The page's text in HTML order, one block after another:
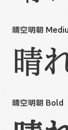
晴空明朝
晴
晴空明朝 Bold